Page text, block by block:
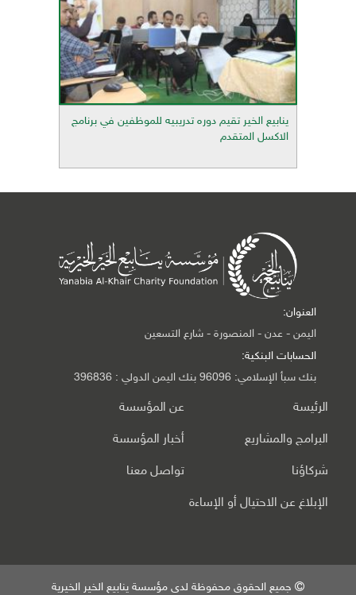
ينابيع الخير تقيم دوره تدريبيه للموظفين في برنامج
الاكسل المتقدم
العنوان:
اليمن - عدن - المنصورة - شارع التسعين
الحسابات البنكية:
بنك سبأ الإسلامي: 96096 بنك اليمن الدولي : 396836
الرئيسة عن المؤسسة
البرامج والمشاريع أخبار المؤسسة
شركاؤنا تواصل معنا
الإبلاغ عن الاحتيال أو الإساءة
جميع الحقوق محفوظة لدى مؤسسة ينابيع الخير الخيرية